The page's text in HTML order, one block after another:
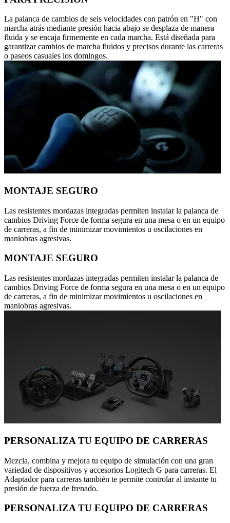
La palanca de cambios de seis velocidades con patrón en "H" con
marcha atrás mediante presión hacia abajo se desplaza de manera
fluida y se encaja firmemente en cada marcha. Está diseñada para
garantizar cambios de marcha fluidos y precisos durante las carreras
o paseos casuales los domingos.
MONTAJE SEGURO
Las resistentes mordazas integradas permiten instalar la palanca de
cambios Driving Force de forma segura en una mesa o en un equipo
de carreras, a fin de minimizar movimientos u oscilaciones en
maniobras agresivas.
MONTAJE SEGURO
Las resistentes mordazas integradas permiten instalar la palanca de
cambios Driving Force de forma segura en una mesa o en un equipo
de carreras, a fin de minimizar movimientos u oscilaciones en
maniobras agresivas.
PERSONALIZA TU EQUIPO DE CARRERAS
Mezcla, combina y mejora tu equipo de simulación con una gran
variedad de dispositivos y accesorios Logitech G para carreras. El
Adaptador para carreras también te permite controlar al instante tu
presión de fuerza de frenado.
PERSONALIZA TU EQUIPO DE CARRERAS